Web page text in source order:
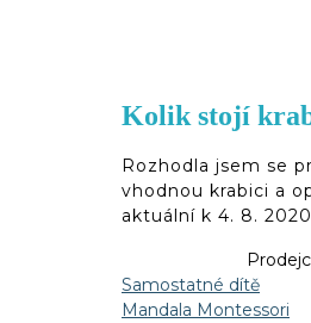
Kolik stojí
Rozhodla jsem se
vhodnou krabici a
aktuální k 4. 8.
Samostatné dítě
Mandala Montessori